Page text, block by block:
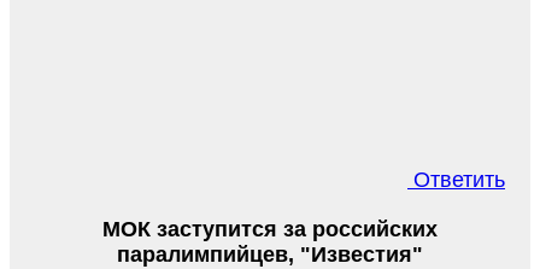
Ответить
МОК заступится за российских
паралимпийцев, "Известия"